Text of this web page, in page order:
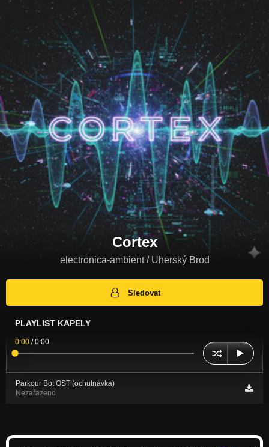
Cortex
electronica-ambient / Uherský Brod
Sledovat
PLAYLIST KAPELY
0:00 /0:00
Parkour Bot OST (ochutnávka)
Nezařazeno